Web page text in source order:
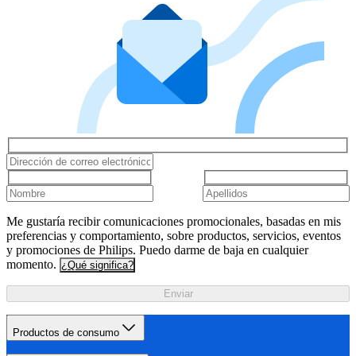
Me gustaría recibir comunicaciones promocionales, basadas en mis
preferencias y comportamiento, sobre productos, servicios, eventos
y promociones de Philips. Puedo darme de baja en cualquier
momento. ¿Qué significa?
Enviar
Productos de consumo